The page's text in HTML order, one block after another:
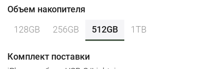
Объем накопителя
128GB
256GB 512GB 1TB
Комплект поставки